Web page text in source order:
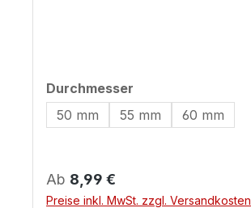
Durchmesser
50 mm
55 mm 60 mm
Regulärer Preis:
Ab 8,99 €
Preise inkl. MwSt. zzgl. Versandkosten